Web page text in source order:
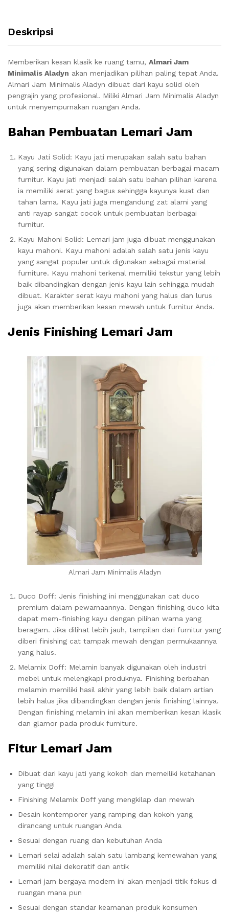
Deskripsi
Memberikan kesan klasik ke ruang tamu, Almari Jam
Minimalis Aladyn akan menjadikan pilihan paling tepat Anda.
Almari Jam Minimalis Aladyn dibuat dari kayu solid oleh
pengrajin yang profesional. Miliki Almari Jam Minimalis Aladyn
untuk menyempurnakan ruangan Anda.
Bahan Pembuatan Lemari Jam
Kayu Jati Solid: Kayu jati merupakan salah satu bahan
yang sering digunakan dalam pembuatan berbagai macam
furnitur. Kayu jati menjadi salah satu bahan pilihan karena
ia memiliki serat yang bagus sehingga kayunya kuat dan
tahan lama. Kayu jati juga mengandung zat alami yang
anti rayap sangat cocok untuk pembuatan berbagai
furnitur.
Kayu Mahoni Solid: Lemari jam juga dibuat menggunakan
kayu mahoni. Kayu mahoni adalah salah satu jenis kayu
yang sangat populer untuk digunakan sebagai material
furniture. Kayu mahoni terkenal memiliki tekstur yang lebih
baik dibandingkan dengan jenis kayu lain sehingga mudah
dibuat. Karakter serat kayu mahoni yang halus dan lurus
juga akan memberikan kesan mewah untuk furnitur Anda.
Jenis Finishing Lemari Jam
Almari Jam Minimalis Aladyn
Duco Doff: Jenis finishing ini menggunakan cat duco
premium dalam pewarnaannya. Dengan finishing duco kita
dapat mem-finishing kayu dengan pilihan warna yang
beragam. Jika dilihat lebih jauh, tampilan dari furnitur yang
diberi finishing cat tampak mewah dengan permukaannya
yang halus.
Melamix Doff: Melamin banyak digunakan oleh industri
mebel untuk melengkapi produknya. Finishing berbahan
melamin memiliki hasil akhir yang lebih baik dalam artian
lebih halus jika dibandingkan dengan jenis finishing lainnya.
Dengan finishing melamin ini akan memberikan kesan klasik
dan glamor pada produk furniture.
Fitur Lemari Jam
Dibuat dari kayu jati yang kokoh dan memeiliki ketahanan
yang tinggi
Finishing Melamix Doff yang mengkilap dan mewah
Desain kontemporer yang ramping dan kokoh yang
dirancang untuk ruangan Anda
Sesuai dengan ruang dan kebutuhan Anda
Lemari selai adalah salah satu lambang kemewahan yang
memiliki nilai dekoratif dan antik
Lemari jam bergaya modern ini akan menjadi titik fokus di
ruangan mana pun
Sesuai dengan standar keamanan produk konsumen